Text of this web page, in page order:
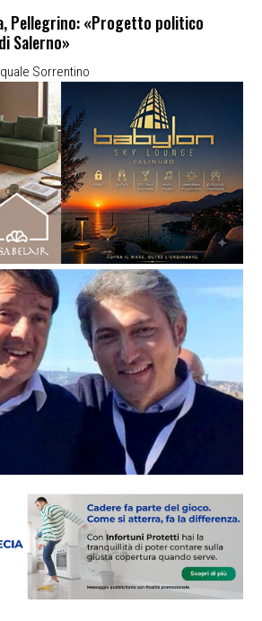
Pellegrino: «Progetto politico
Salerno»
Sorrentino